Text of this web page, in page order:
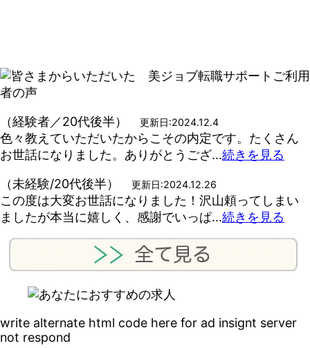
（経験者／20代後半） 更新日:2024.12.4
色々教えていただいたからこその内定です。たくさん
お世話になりました。ありがとうござ...続きを見る
（未経験/20代後半）
更新日:2024.12.26
この度は大変お世話になりました！沢山頼ってしまい
ましたが本当に嬉しく、感謝でいっぱ...続きを見る
write alternate html code here for ad insignt server
not respond